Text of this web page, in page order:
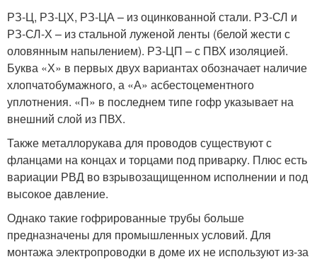
РЗ-Ц, РЗ-ЦХ, РЗ-ЦА – из оцинкованной стали. РЗ-СЛ и
РЗ-СЛ-Х – из стальной луженой ленты (белой жести с
оловянным напылением). РЗ-ЦП – с ПВХ изоляцией.
Буква «Х» в первых двух вариантах обозначает наличие
хлопчатобумажного, а «А» асбестоцементного
уплотнения. «П» в последнем типе гофр указывает на
внешний слой из ПВХ.
Также металлорукава для проводов существуют с
фланцами на концах и торцами под приварку. Плюс есть
вариации РВД во взрывозащищенном исполнении и под
высокое давление.
Однако такие гофрированные трубы больше
предназначены для промышленных условий. Для
монтажа электропроводки в доме их не используют из-за